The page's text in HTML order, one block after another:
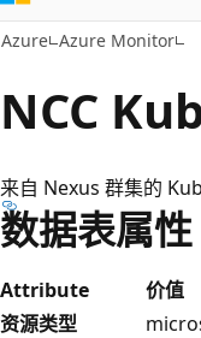
Azure Azure Monitor
NCC
来自 Nexus 群集的
数据表属性
Attribute
价值
资源类型